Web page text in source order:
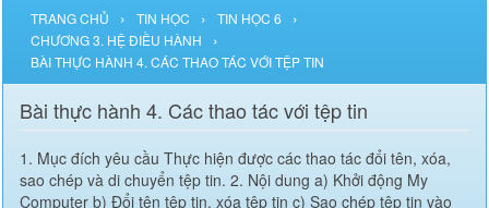
TRANG CHỦ › TIN HỌC › TIN HỌC 6 ›
CHƯƠNG 3. HỆ ĐIỀU HÀNH ›
BÀI THỰC HÀNH 4. CÁC THAO TÁC VỚI TỆP TIN
Bài thực hành 4. Các thao tác với tệp tin
1. Mục đích yêu cầu Thực hiện được các thao tác đổi tên, xóa,
sao chép và di chuyển tệp tin. 2. Nội dung a) Khởi động My
Computer b) Đổi tên tệp tin, xóa tệp tin c) Sao chép tệp tin vào